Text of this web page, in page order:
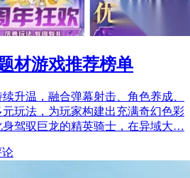
材游戏推荐榜单
升温，融合弹幕射击、角色养成、
玩法，为玩家构建出充满奇幻色彩
身驾驭巨龙的精英骑士，在异域大…
论